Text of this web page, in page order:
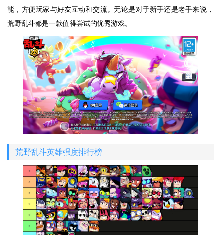
能，方便玩家与好友互动和交流。无论是对于新手还是老手来说，
荒野乱斗都是一款值得尝试的优秀游戏。
荒野乱斗英雄强度排行榜